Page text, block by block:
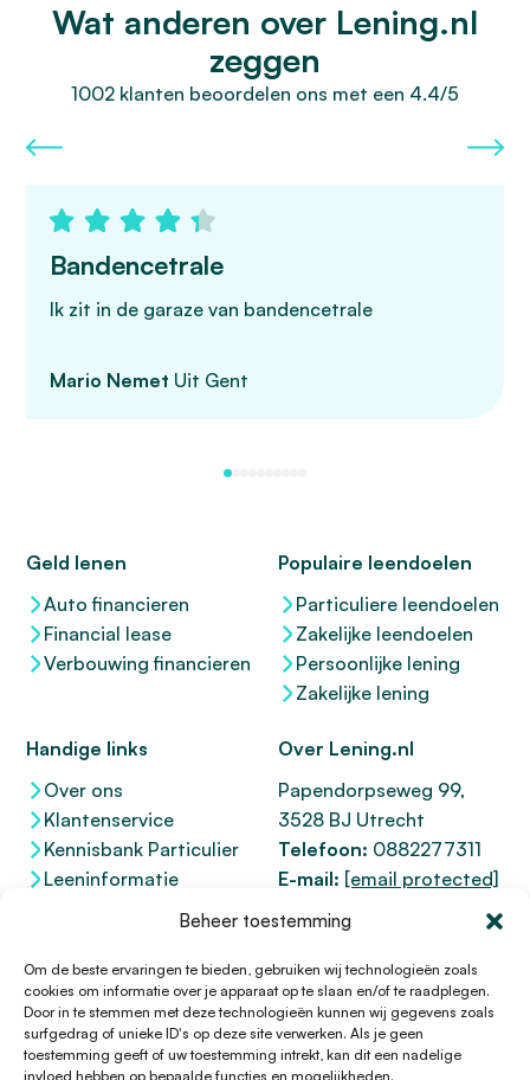
Beheer toestemming
Om de beste ervaringen te bieden, gebruiken wij technologieën zoals
cookies om informatie over je apparaat op te slaan en/of te raadplegen.
Door in te stemmen met deze technologieën kunnen wij gegevens zoals
surfgedrag of unieke ID's op deze site verwerken. Als je geen
toestemming geeft of uw toestemming intrekt, kan dit een nadelige
invloed hebben op bepaalde functies en mogelijkheden.
Wat anderen over Lening.nl
zeggen
1002 klanten beoordelen ons met een 4.4/5
Bandencetrale
Ik zit in de garaze van bandencetrale
Mario Nemet Uit Gent
Geld lenen
Auto financieren
Financial lease
Verbouwing financieren
Populaire leendoelen
Particuliere leendoelen
Zakelijke leendoelen
Persoonlijke lening
Zakelijke lening
Handige links
Over ons
Klantenservice
Kennisbank Particulier
Leeninformatie
Over Lening.nl
Papendorpseweg 99,
3528 BJ Utrecht
Telefoon: 0882277311
E-mail: [email protected]
KvK 76100200
12047091
Kifid 300.017942
© 1996 - 2026 Lening.nl